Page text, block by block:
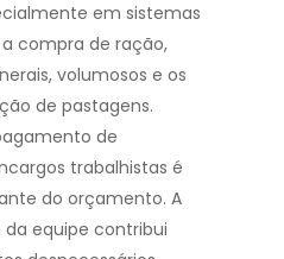
em sistemas
compra de ração,
volumosos e os
de pastagens.
de
trabalhistas é
do orçamento. A
equipe contribui